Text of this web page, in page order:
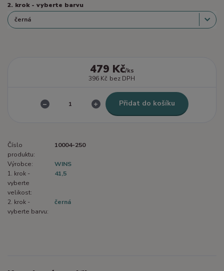
2. krok - vyberte barvu
479 Kč/ks
396 Kč bez DPH
Přidat do košíku
Číslo
produktu:
10004-250
Výrobce:
WINS
1. krok -
vyberte
velikost:
41,5
2. krok -
vyberte barvu:
černá